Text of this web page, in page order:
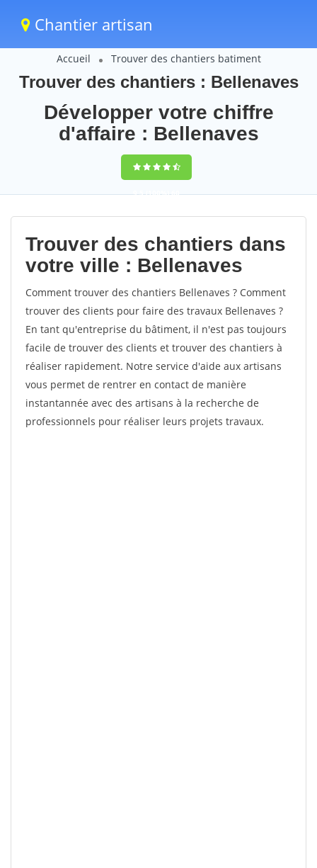
Chantier artisan
Accueil Trouver des chantiers batiment
Trouver des chantiers : Bellenaves
Développer votre chiffre
d'affaire : Bellenaves
9,5(100%)60
votes
Trouver des chantiers dans
votre ville : Bellenaves
Comment trouver des chantiers Bellenaves ? Comment
trouver des clients pour faire des travaux Bellenaves ?
En tant qu'entreprise du bâtiment, il n'est pas toujours
facile de trouver des clients et trouver des chantiers à
réaliser rapidement. Notre service d'aide aux artisans
vous permet de rentrer en contact de manière
instantannée avec des artisans à la recherche de
professionnels pour réaliser leurs projets travaux.